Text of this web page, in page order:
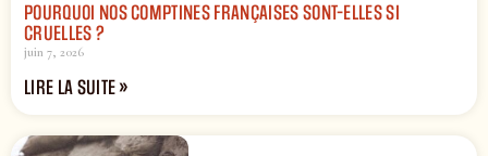
POURQUOI NOS COMPTINES FRANÇAISES SONT-ELLES SI
CRUELLES ?
juin 7, 2026
LIRE LA SUITE »